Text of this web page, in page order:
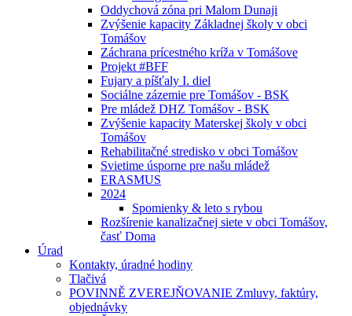
Oddychová zóna pri Malom Dunaji
Zvýšenie kapacity Základnej školy v obci
Tomášov
Záchrana prícestného kríža v Tomášove
Projekt #BFF
Fujary a píšťaly I. diel
Sociálne zázemie pre Tomášov - BSK
Pre mládež DHZ Tomášov - BSK
Zvýšenie kapacity Materskej školy v obci
Tomášov
Rehabilitačné stredisko v obci Tomášov
Svietime úsporne pre našu mládež
ERASMUS
2024
Spomienky & leto s rybou
Rozšírenie kanalizačnej siete v obci Tomášov,
časť Doma
Úrad
Kontakty, úradné hodiny
Tlačivá
POVINNĚ ZVEREJŇOVANIE Zmluvy, faktúry,
objednávky